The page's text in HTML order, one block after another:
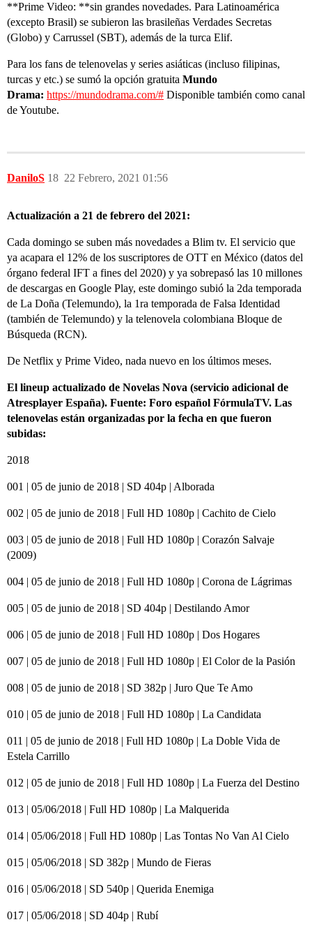
**Prime Video: **sin grandes novedades. Para Latinoamérica
(excepto Brasil) se subieron las brasileñas Verdades Secretas
(Globo) y Carrussel (SBT), además de la turca Elif.
Para los fans de telenovelas y series asiáticas (incluso filipinas,
turcas y etc.) se sumó la opción gratuita Mundo
Drama: https://mundodrama.com/# Disponible también como canal
de Youtube.
DaniloS 22 Febrero, 2021 01:56
18
Actualización a 21 de febrero del 2021:
Cada domingo se suben más novedades a Blim tv. El servicio que
ya acapara el 12% de los suscriptores de OTT en México (datos del
órgano federal IFT a fines del 2020) y ya sobrepasó las 10 millones
de descargas en Google Play, este domingo subió la 2da temporada
de La Doña (Telemundo), la 1ra temporada de Falsa Identidad
(también de Telemundo) y la telenovela colombiana Bloque de
Búsqueda (RCN).
De Netflix y Prime Video, nada nuevo en los últimos meses.
El lineup actualizado de Novelas Nova (servicio adicional de
Atresplayer España). Fuente: Foro español FórmulaTV. Las
telenovelas están organizadas por la fecha en que fueron
subidas:
2018
001 | 05 de junio de 2018 | SD 404p | Alborada
002 | 05 de junio de 2018 | Full HD 1080p | Cachito de Cielo
003 | 05 de junio de 2018 | Full HD 1080p | Corazón Salvaje
(2009)
004 | 05 de junio de 2018 | Full HD 1080p | Corona de Lágrimas
005 | 05 de junio de 2018 | SD 404p | Destilando Amor
006 | 05 de junio de 2018 | Full HD 1080p | Dos Hogares
007 | 05 de junio de 2018 | Full HD 1080p | El Color de la Pasión
008 | 05 de junio de 2018 | SD 382p | Juro Que Te Amo
010 | 05 de junio de 2018 | Full HD 1080p | La Candidata
011 | 05 de junio de 2018 | Full HD 1080p | La Doble Vida de
Estela Carrillo
012 | 05 de junio de 2018 | Full HD 1080p | La Fuerza del Destino
013 | 05/06/2018 | Full HD 1080p | La Malquerida
014 | 05/06/2018 | Full HD 1080p | Las Tontas No Van Al Cielo
015 | 05/06/2018 | SD 382p | Mundo de Fieras
016 | 05/06/2018 | SD 540p | Querida Enemiga
017 | 05/06/2018 | SD 404p | Rubí